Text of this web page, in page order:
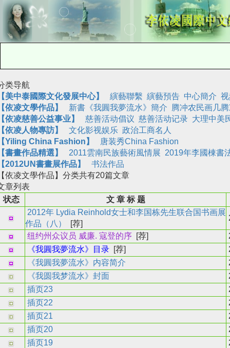
类导航
美中泰國際文化發展中心】
縯藝聯繫 縯藝預告 中心簡介
依凌文學作品】 新書《我圓我夢流水》簡介
腾冲农民画几
依凌慈善公益事业】
慈善活动倡议 慈善活动记录 大理中美
依凌人物專訪】
文化影视娱乐 政治工商名人
Yiling China Fashion】
唐装秀China Fashion
書畫作品精選】
2011雲南民族藝術風情展 2019年李國棟書
2012UN書畫展作品】
书法作品
依凌文學作品】 分类共有20篇文章
章列表
状态
文 章 标 题
2012年 Lydia Reinhold女士和李国栋先生联合国书画展
作品（八）
[荐]
纽约州众议员 威廉. 寇登的序 [荐]
《我圓我夢流水》目录 [荐]
《我圓我夢流水》内容简介
《我圆我梦流水》封面
插页23
插页22
插页21
插页20
插页19